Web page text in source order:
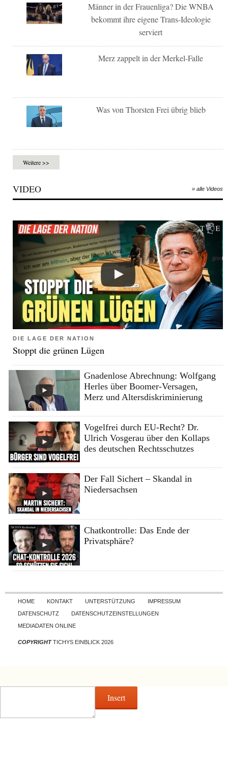
Männer in der Frauenliga? Die WNBA
bekommt ihre eigene Trans-Ideologie
serviert
Merz zappelt in der Merkel-Falle
Was von Thorsten Frei übrig blieb
Weitere >>
VIDEO » alle Videos
DIE LAGE DER NATION
Stoppt die grünen Lügen
Gnadenlose Abrechnung: Wolfgang
Herles über Boomer-Versagen,
Merz und Altersdiskriminierung
Vogelfrei durch EU-Recht? Dr.
Ulrich Vosgerau über den Kollaps
des deutschen Rechtsschutzes
Der Fall Sichert – Skandal in
Niedersachsen
Chatkontrolle: Das Ende der
Privatsphäre?
Skip to content
HOME KONTAKT UNTERSTÜTZUNG
IMPRESSUM
DATENSCHUTZ
DATENSCHUTZEINSTELLUNGEN
MEDIADATEN ONLINE
COPYRIGHTTICHYS EINBLICK 2026
Insert